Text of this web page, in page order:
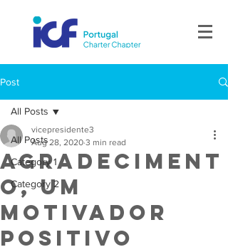
Post
All Posts
Category 1
Category 2
All Posts
Agradeciment
o, um
motivador
positivo
vicepresidente3
Aug 28, 2020 3 min read